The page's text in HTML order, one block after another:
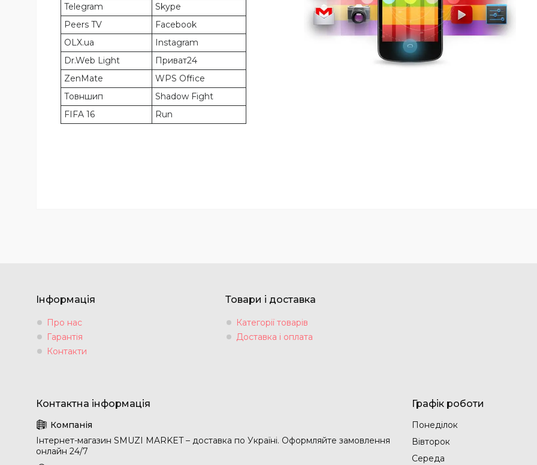
Telegram
Skype
Peers TV
Facebook
OLX.ua
Instagram
Dr.Web Light
Приват24
ZenMate
WPS Office
Товншип
Shadow Fight
FIFA 16
Run
Інформація
Про нас
Гарантія
Контакти
Товари і доставка
Категорії товарів
Доставка і оплата
Інтернет-магазин SMUZI MARKET – доставка по Україні. Оформляйте замовлення
онлайн 24/7
Графік роботи
Понеділок
Вівторок
Середа